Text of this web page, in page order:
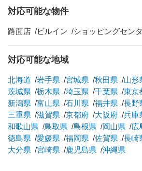
対応可能な物件
路面店 ビルイン ショッピングセン
対応可能な地域
北海道 岩手県 宮城県 秋田県 山形
茨城県
栃木県 埼玉県 千葉県 東京
新潟県
富山県 石川県 福井県 長野
三重県
滋賀県 京都府 大阪府 兵庫
和歌山県
鳥取県 島根県 岡山県 広
徳島県
愛媛県 福岡県 佐賀県 長崎
大分県
宮崎県 鹿児島県 沖縄県